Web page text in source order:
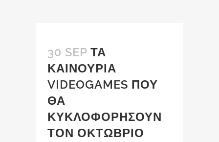
30 SEP ΤΑ
ΚΑΙΝΟΥΡΙΑ
VIDEOGAMES ΠΟΥ
ΘΑ
ΚΥΚΛΟΦΟΡΗΣΟΥΝ
ΤΟΝ ΟΚΤΩΒΡΙΟ